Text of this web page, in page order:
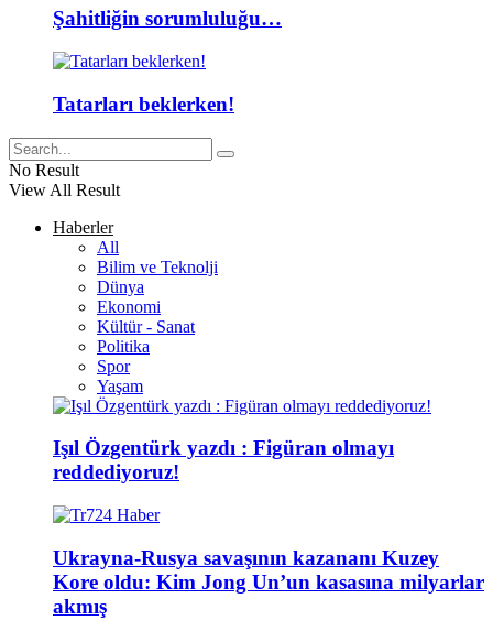
Şahitliğin sorumluluğu…
Tatarları beklerken!
No Result
View All Result
Haberler
All
Bilim ve Teknolji
Dünya
Ekonomi
Kültür - Sanat
Politika
Spor
Yaşam
Işıl Özgentürk yazdı : Figüran olmayı
reddediyoruz!
Ukrayna-Rusya savaşının kazananı Kuzey
Kore oldu: Kim Jong Un’un kasasına milyarlar
akmış